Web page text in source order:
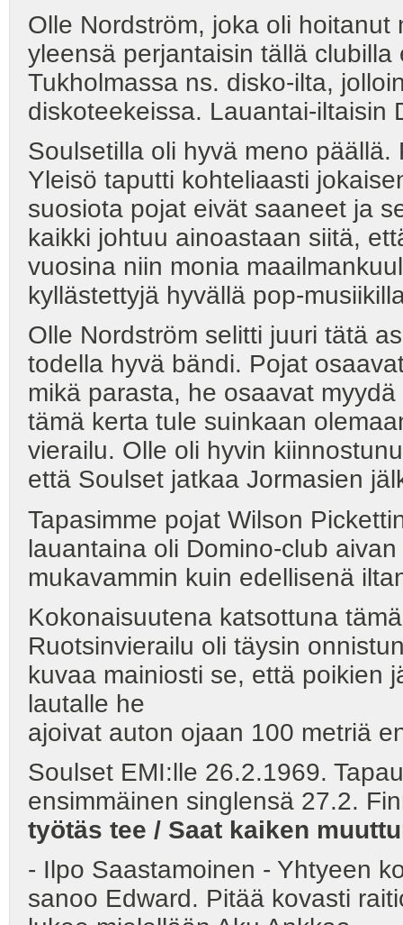
Olle Nordström, joka oli
yleensä perjantaisin tällä
Tukholmassa ns. disko-ilta,
diskoteekeissa. Lauantai-iltaisin
Soulsetilla oli hyvä meno
Yleisö taputti kohteliaasti
suosiota pojat eivät saaneet ja
kaikki johtuu ainoastaan siitä,
vuosina niin monia
kyllästettyjä hyvällä pop-
Olle Nordström selitti juuri tätä
todella hyvä bändi. Pojat
mikä parasta, he osaavat
tämä kerta tule suinkaan
vierailu. Olle oli hyvin
että Soulset jatkaa Jormasien
Tapasimme pojat Wilson
lauantaina oli Domino-club
mukavammin kuin edellisenä
Kokonaisuutena katsottuna
Ruotsinvierailu oli täysin
kuvaa mainiosti se, että poikien
lautalle he
ajoivat auton ojaan 100 metriä
Soulset EMI:lle 26.2.1969.
ensimmäinen singlensä 27.2.
työtäs tee / Saat kaiken
- Ilpo Saastamoinen - Yhtyeen
sanoo Edward. Pitää kovasti